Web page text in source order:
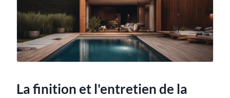
La finition et l'entretien de la